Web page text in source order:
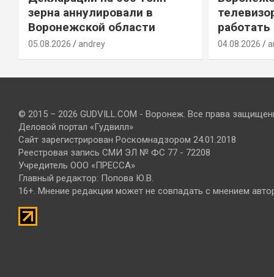
зерна аннулировали в
Воронежской области
05.08.2026 andrey
работать
04.08.2026
© 2015 – 2026 GUDVILL.COM - Воронеж. Все права
Деловой портал «Гудвилл»
Сайт зарегистрирован Роскомнадзором 24.01.2018
Реестровая запись СМИ ЭЛ № ФС 77 - 72208
Учредитель ООО «ПРЕССА»
Главный редактор: Попова Ю.В.
16+. Мнение редакции может не совпадать с мнением